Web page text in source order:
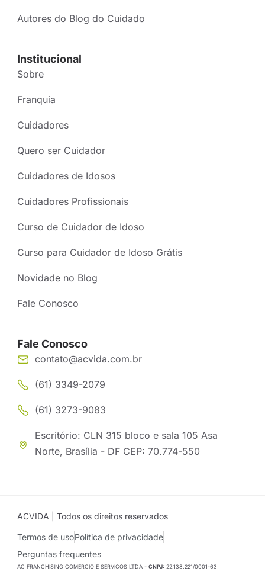
Autores do Blog do Cuidado
Institucional
Sobre
Franquia
Cuidadores
Quero ser Cuidador
Cuidadores de Idosos
Cuidadores Profissionais
Curso de Cuidador de Idoso
Curso para Cuidador de Idoso Grátis
Novidade no Blog
Fale Conosco
Fale Conosco
contato@acvida.com.br
(61) 3349-2079
(61) 3273-9083
Escritório: CLN 315 bloco e sala 105 Asa
Norte, Brasília - DF CEP: 70.774-550
ACVIDA | Todos os direitos reservados
Termos de usoPolítica de privacidade
Perguntas frequentes
AC FRANCHISING COMERCIO E SERVICOS LTDA - CNPJ: 22.138.221/0001-63